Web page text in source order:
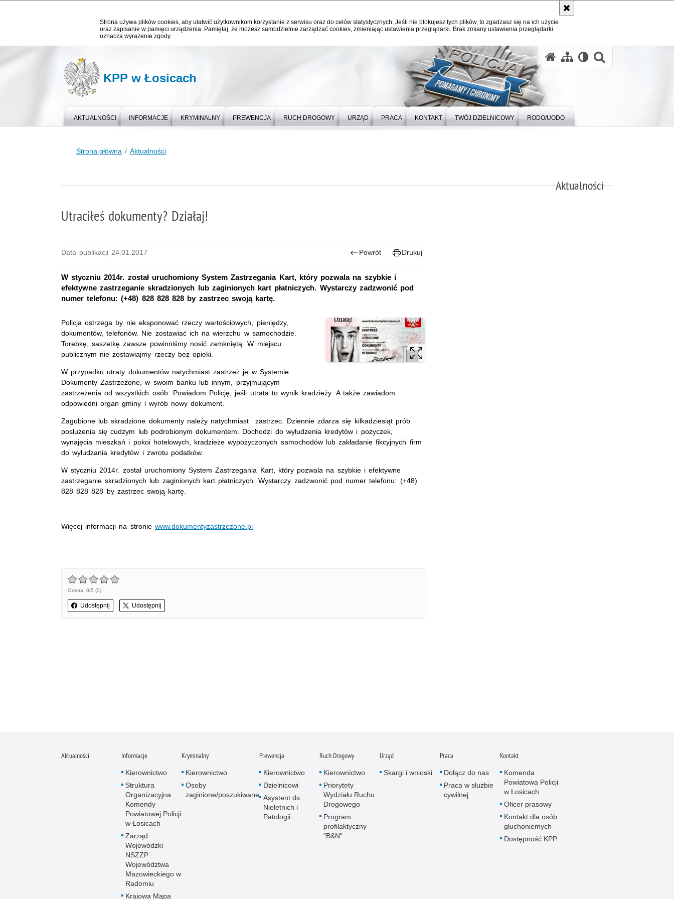
Strona używa plików cookies, aby ułatwić użytkownikom korzystanie z serwisu oraz do celów statystycznych. Jeśli nie blokujesz tych plików, to zgadzasz się na ich użycie
oraz zapisanie w pamięci urządzenia. Pamiętaj, że możesz samodzielnie zarządzać cookies, zmieniając ustawienia przeglądarki. Brak zmiany ustawienia przeglądarki
oznacza wyrażenie zgody.
KPP w Łosicach
AKTUALNOŚCI INFORMACJE KRYMINALNY PREWENCJA RUCH DROGOWY URZĄD PRACA KONTAKT TWÓJ DZIELNICOWY RODO/UODO
Strona główna Aktualności
Aktualności
Utraciłeś dokumenty? Działaj!
Data publikacji 24.01.2017 Powrót Drukuj
W styczniu 2014r. został uruchomiony System Zastrzegania Kart, który pozwala na szybkie i
efektywne zastrzeganie skradzionych lub zaginionych kart płatniczych. Wystarczy zadzwonić pod
numer telefonu: (+48) 828 828 828 by zastrzec swoją kartę.
Policja ostrzega by nie eksponować rzeczy wartościowych, pieniędzy,
dokumentów, telefonów. Nie zostawiać ich na wierzchu w samochodzie.
Torebkę, saszetkę zawsze powinniśmy nosić zamkniętą. W miejscu
publicznym nie zostawiajmy rzeczy bez opieki.
W przypadku utraty dokumentów natychmiast zastrzeż je w Systemie
Dokumenty Zastrzeżone, w swoim banku lub innym, przyjmującym
zastrzeżenia od wszystkich osób. Powiadom Policję, jeśli utrata to wynik kradzieży. A także zawiadom
odpowiedni organ gminy i wyrób nowy dokument.
Zagubione lub skradzione dokumenty należy natychmiast zastrzec. Dziennie zdarza się kilkadziesiąt prób
posłużenia się cudzym lub podrobionym dokumentem. Dochodzi do wyłudzenia kredytów i pożyczek,
wynajęcia mieszkań i pokoi hotelowych, kradzieże wypożyczonych samochodów lub zakładanie fikcyjnych firm
do wyłudzania kredytów i zwrotu podatków.
W styczniu 2014r. został uruchomiony System Zastrzegania Kart, który pozwala na szybkie i efektywne
zastrzeganie skradzionych lub zaginionych kart płatniczych. Wystarczy zadzwonić pod numer telefonu: (+48)
828 828 828 by zastrzec swoją kartę.
Więcej informacji na stronie www.dokumentyzastrzezone.pl
Ocena: 0/5 (0)
Udostępnij Udostępnij
Aktualności Informacje
Kierownictwo
Struktura
Organizacyjna
Komendy
Powiatowej Policji
w Łosicach
Zarząd
Wojewódzki
NSZZP
Województwa
Mazowieckiego w
Radomiu
Krajowa Mapa
Kryminalny
Kierownictwo
Osoby
zaginione/poszukiwane
Prewencja
Kierownictwo
Dzielnicowi
Asystent ds.
Nieletnich i
Patologii
Ruch Drogowy
Kierownictwo
Priorytety
Wydziału Ruchu
Drogowego
Program
profilaktyczny
"B&N"
Urząd
Skargi i wnioski
Praca
Dołącz do nas
Praca w służbie
cywilnej
Kontakt
Komenda
Powiatowa Policji
w Łosicach
Oficer prasowy
Kontakt dla osób
głuchoniemych
Dostępność KPP